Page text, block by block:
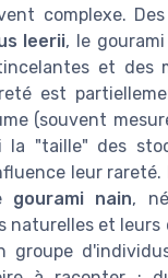
complexe. Des
leerii, le gourami
et
est
(souvent
"taille" des
leur
gourami nain,
naturelles et
groupe